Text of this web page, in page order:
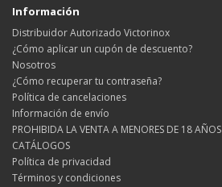
Información
Distribuidor Autorizado Victorinox
¿Cómo aplicar un cupón de descuento?
Nosotros
¿Cómo recuperar tu contraseña?
Política de cancelaciones
Información de envío
PROHIBIDA LA VENTA A MENORES DE 18 AÑOS
CATÁLOGOS
Política de privacidad
Términos y condiciones